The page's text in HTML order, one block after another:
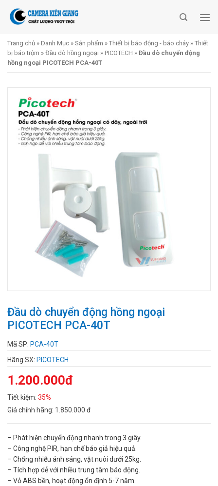
Trang chủ » Danh Mục » Sản phẩm » Thiết bị báo động - báo cháy » Thiết
bị báo trộm » Đầu dò hồng ngoại » PICOTECH » Đầu dò chuyển động
hồng ngoại PICOTECH PCA-40T
Đầu dò chuyển động hồng ngoại
PICOTECH PCA-40T
Mã SP: PCA-40T
Hãng SX: PICOTECH
1.200.000đ
Tiết kiệm: 35%
Giá chính hãng: 1.850.000 đ
– Phát hiện chuyển động nhanh trong 3 giây.
– Công nghệ PIR, hạn chế báo giả hiệu quả.
– Chống nhiễu ánh sáng, vật nuôi dưới 25kg.
– Tích hợp dễ với nhiều trung tâm báo động.
– Vỏ ABS bền, hoạt động ổn định 5-7 năm.